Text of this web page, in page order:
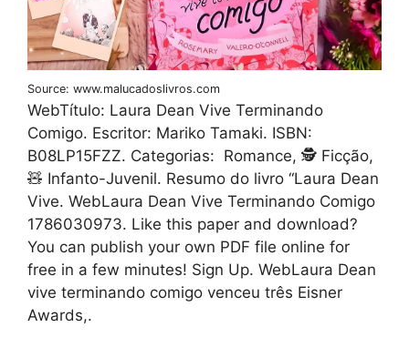
Source: www.malucadoslivros.com
WebTítulo: Laura Dean Vive Terminando
Comigo. Еscritor: Mariko Tamaki. ISBN:
B08LP15FZZ. Categorias: ️ Romance, 🕵 Ficção,
🧸 Infanto-Juvenil. Resumo do livro “Laura Dean
Vive. WebLaura Dean Vive Terminando Comigo
1786030973. Like this paper and download?
You can publish your own PDF file online for
free in a few minutes! Sign Up. WebLaura Dean
vive terminando comigo venceu três Eisner
Awards,.